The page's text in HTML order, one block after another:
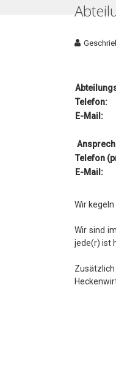
Telefon:
E-Mail:
Telefon
E-Mail:
Wir
Wir sind
jede(r) ist